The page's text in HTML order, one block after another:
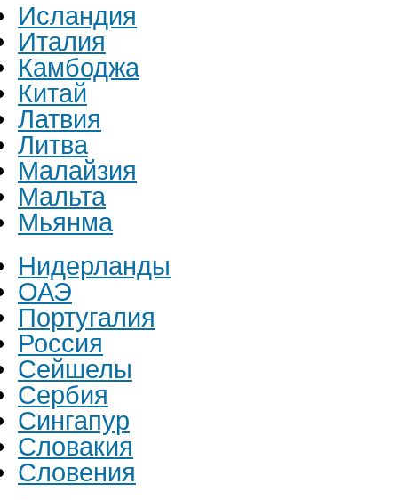
Исландия
Италия
Камбоджа
Китай
Латвия
Литва
Малайзия
Мальта
Мьянма
Нидерланды
ОАЭ
Португалия
Россия
Сейшелы
Сербия
Сингапур
Словакия
Словения